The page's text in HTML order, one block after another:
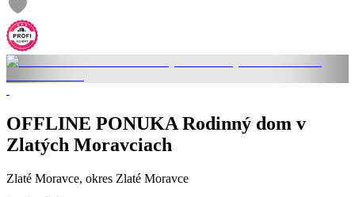
OFFLINE PONUKA Rodinný dom v
Zlatých Moravciach
Zlaté Moravce, okres Zlaté Moravce